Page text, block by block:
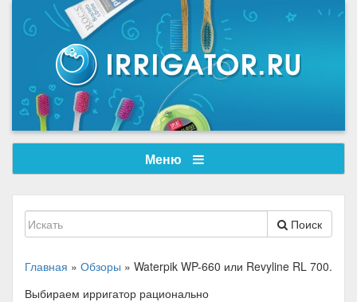
Меню
Поиск
Главная » Обзоры » Waterpik WP-660 или Revyline RL 700.
Выбираем ирригатор рационально